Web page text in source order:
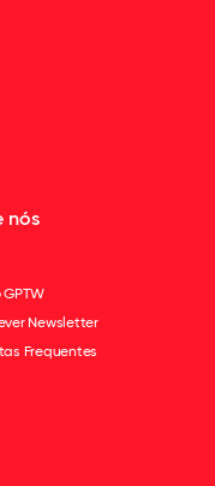
nós
Newsletter
Frequentes